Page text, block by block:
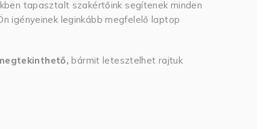
tapasztalt szakértőink segítenek minden
igényeinek leginkább megfelelő laptop
bármit letesztelhet rajtuk